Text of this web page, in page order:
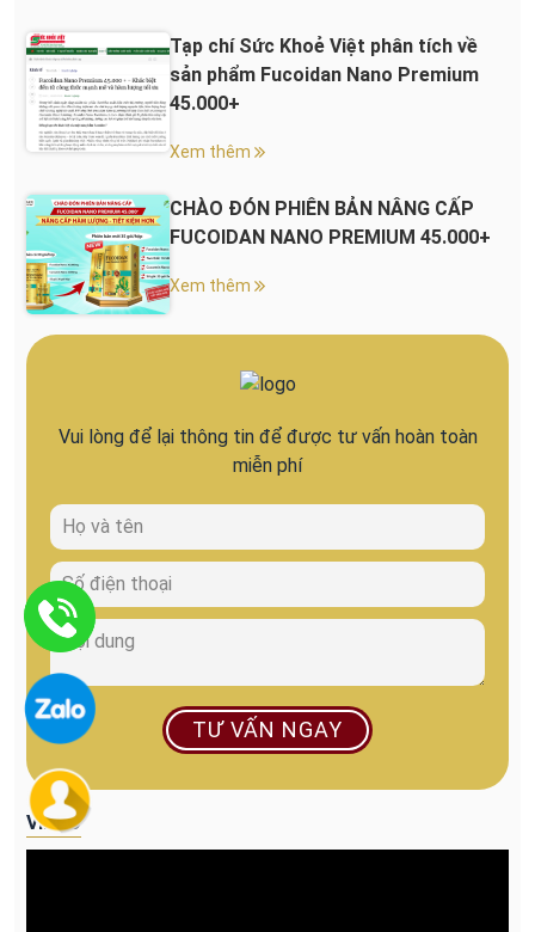
Tạp chí Sức Khoẻ Việt phân tích về
sản phẩm Fucoidan Nano Premium
45.000+
Xem thêm
CHÀO ĐÓN PHIÊN BẢN NÂNG CẤP
FUCOIDAN NANO PREMIUM 45.000+
Xem thêm
Vui lòng để lại thông tin để được tư vấn hoàn toàn
miễn phí
TƯ VẤN NGAY
VIDEO